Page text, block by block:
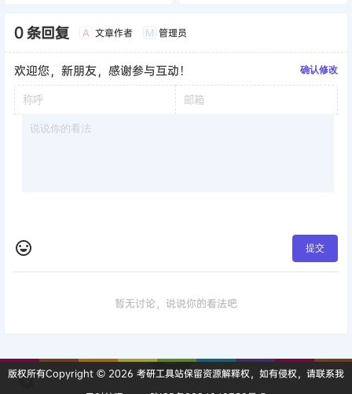
0 条回复 A 文章作者 M 管理员
欢迎您，新朋友，感谢参与互动！ 确认修改
提交
暂无讨论，说说你的看法吧
版权所有Copyright © 2026 考研工具站保留资源解释权，如有侵权，请联系我